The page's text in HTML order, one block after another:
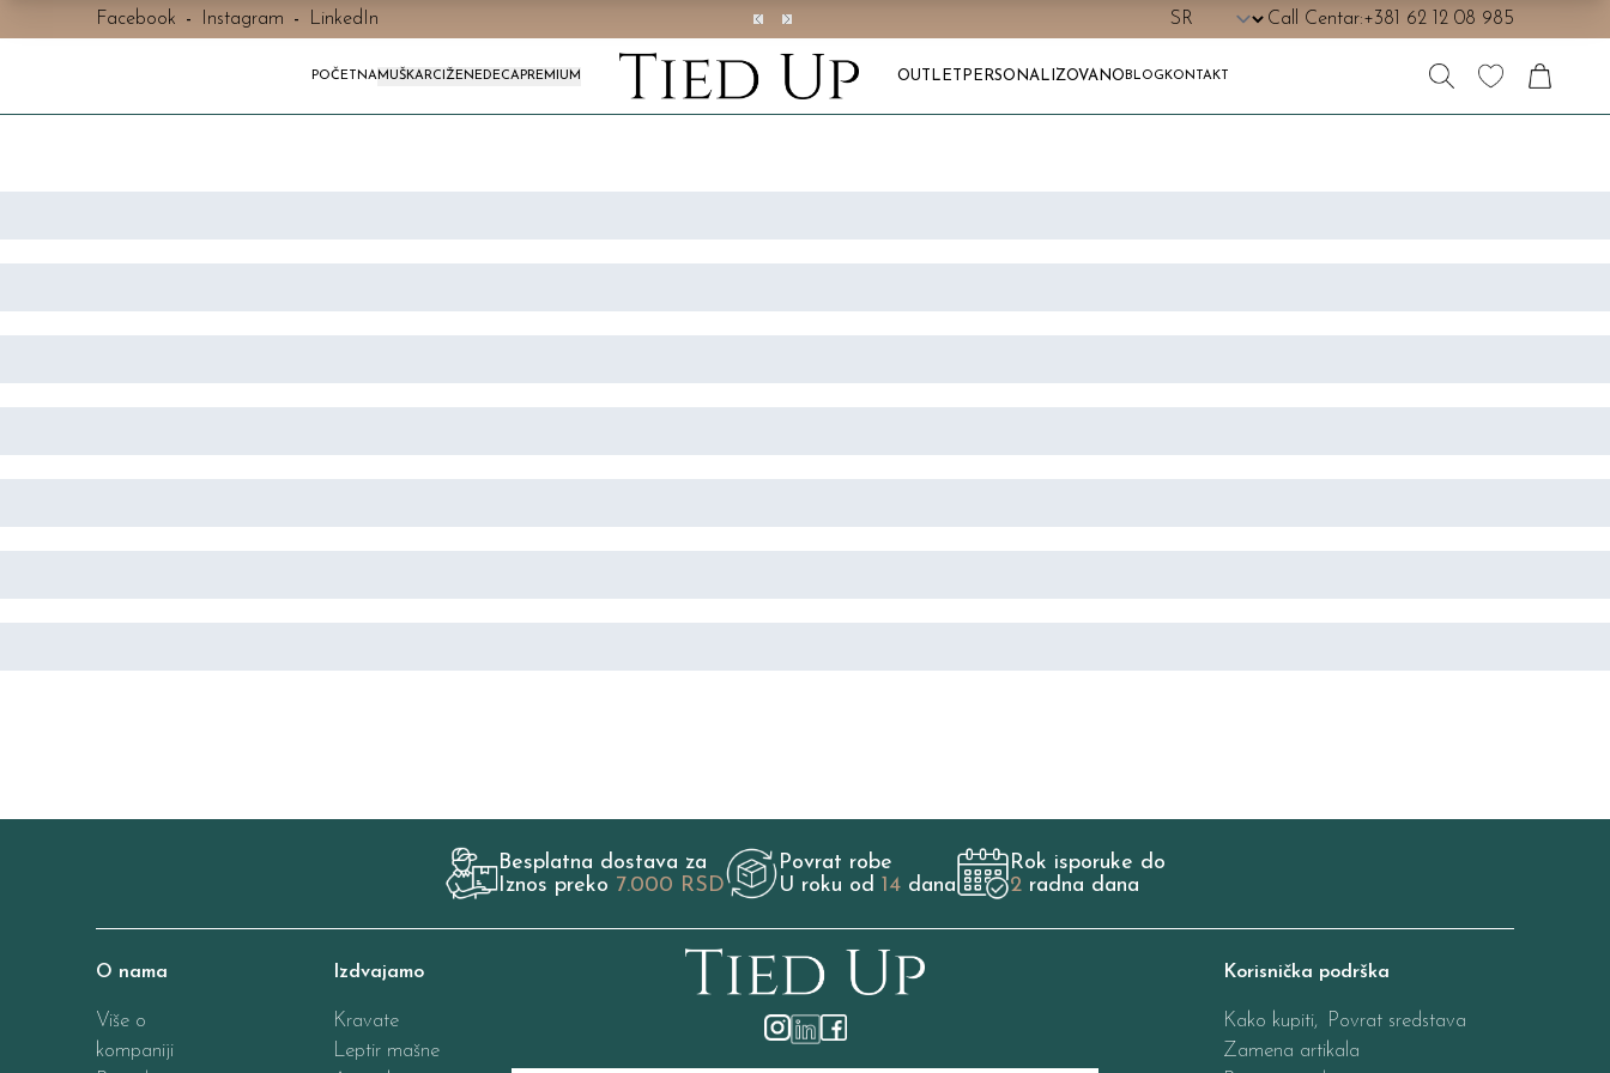
Facebook - Instagram - LinkedIn Call Centar:+381 62 12 08 985
POČETNAMUŠKARCI ŽENEDECAPREMIUM OUTLET PERSONALIZOVANO BLOG KONTAKT
Besplatna dostava za
Iznos preko 7.000 RSD
Povrat robe
U roku od 14 dana
Rok isporuke do
2 radna dana
O nama
Više o
kompaniji
Izdvajamo
Kravate
Leptir mašne
Korisnička podrška
Kako kupiti, Povrat sredstava
Zamena artikala